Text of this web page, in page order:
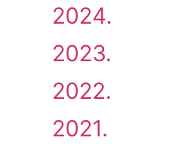
2024.
2023.
2022.
2021.